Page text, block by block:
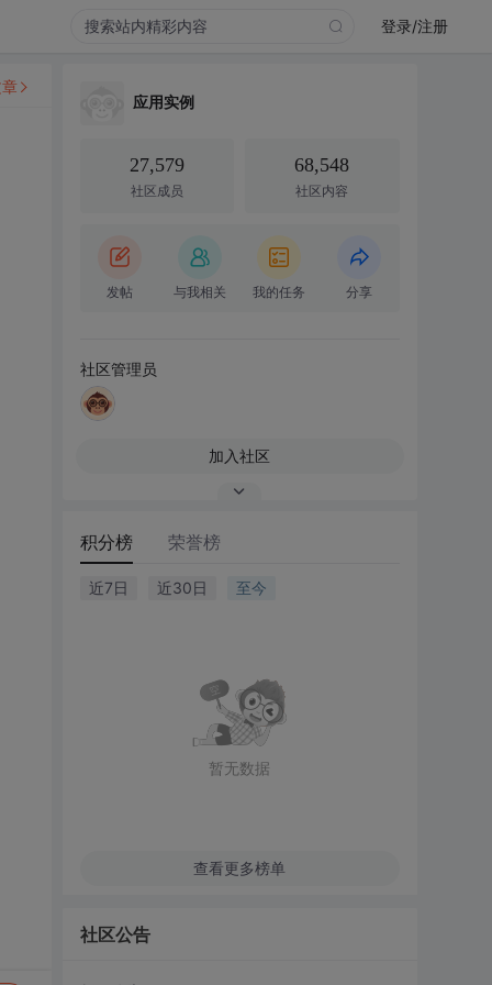
登录/注册
应用实例
27,579
社区成员
68,548
社区内容
发帖 与我相关 我的任务 分享
社区管理员
加入社区
积分榜 荣誉榜
近7日 近30日 至今
暂无数据
查看更多榜单
社区公告